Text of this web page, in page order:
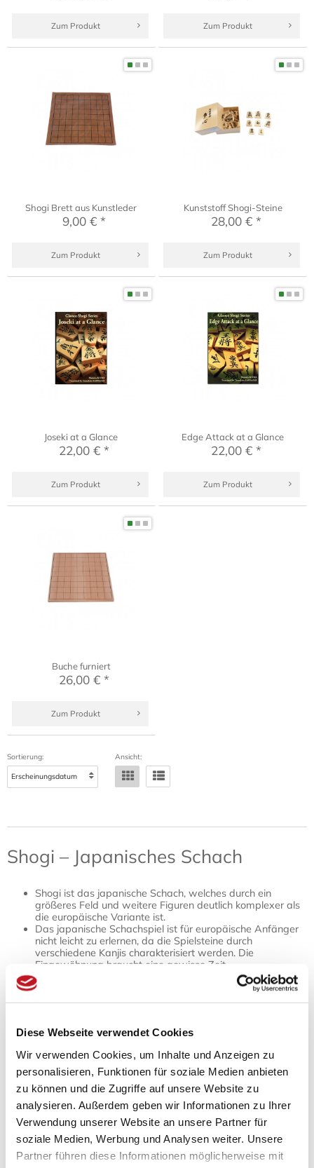
Diese Webseite verwendet Cookies
Wir verwenden Cookies, um Inhalte und Anzeigen zu
personalisieren, Funktionen für soziale Medien anbieten
zu können und die Zugriffe auf unsere Website zu
analysieren. Außerdem geben wir Informationen zu Ihrer
Verwendung unserer Website an unsere Partner für
soziale Medien, Werbung und Analysen weiter. Unsere
Partner führen diese Informationen möglicherweise mit
Zum Produkt Zum Produkt
Shogi Brett aus Kunstleder
9,00 € *
Zum Produkt
Kunststoff Shogi-Steine
28,00 € *
Zum Produkt
Joseki at a Glance
22,00 € *
Zum Produkt
Edge Attack at a Glance
22,00 € *
Zum Produkt
Buche furniert
26,00 € *
Zum Produkt
Sortierung: Ansicht:
Shogi – Japanisches Schach
Shogi ist das japanische Schach, welches durch ein
größeres Feld und weitere Figuren deutlich komplexer als
die europäische Variante ist.
Das japanische Schachspiel ist für europäische Anfänger
nicht leicht zu erlernen, da die Spielsteine durch
verschiedene Kanjis charakterisiert werden. Die
Eingewöhnung braucht eine gewisse Zeit.
Auf Japanwelt finden Sie Spielbretter, klassische und eher
internationale Spielsteine sowie verschiedene Bücher zum
Thema Shogi.
lauten würde, ist die japanische Variante des Schachspiels.
Seinen Ursprung hat Shogi wie alle modernen Schachvarianten,
im Indien des 7. Jahrhunderts. Das dort erfundene Chaturanga
verbreitete sich schon bald in alle Welt und fand auch seinen
Weg nach China, wo sich mit der Zeit eine eigene Variante
namensXiangqiherausbildete.
Von dort gelangte es, mit viele anderen Kulturgüter, zwischen
dem 10. und 12. Jahrhundert nach Japan. Über die Jahrhunderte